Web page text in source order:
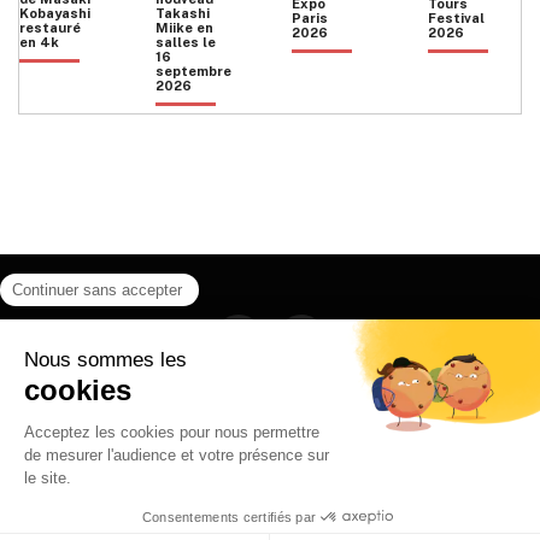
Kobayashi
restauré
en 4k
Takashi
Miike en
salles le
16
septembre
2026
Paris
2026
Festival
2026
Instagram
CONTACT
POLITIQUE DE CONFIDENTIALITÉ
© 2026 Ilyfunet communication